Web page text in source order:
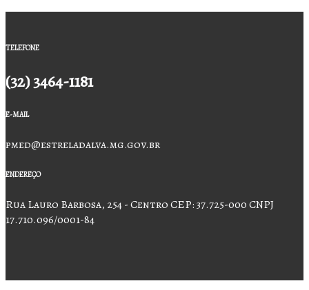
TELEFONE
(32) 3464-1181
E-MAIL
pmed@estreladalva.mg.gov.br
ENDEREÇO
Rua Lauro Barbosa, 254 - Centro CEP: 37.725-000 CNPJ
17.710.096/0001-84